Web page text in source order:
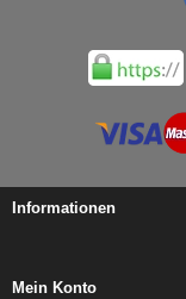
Informationen
Mein Konto